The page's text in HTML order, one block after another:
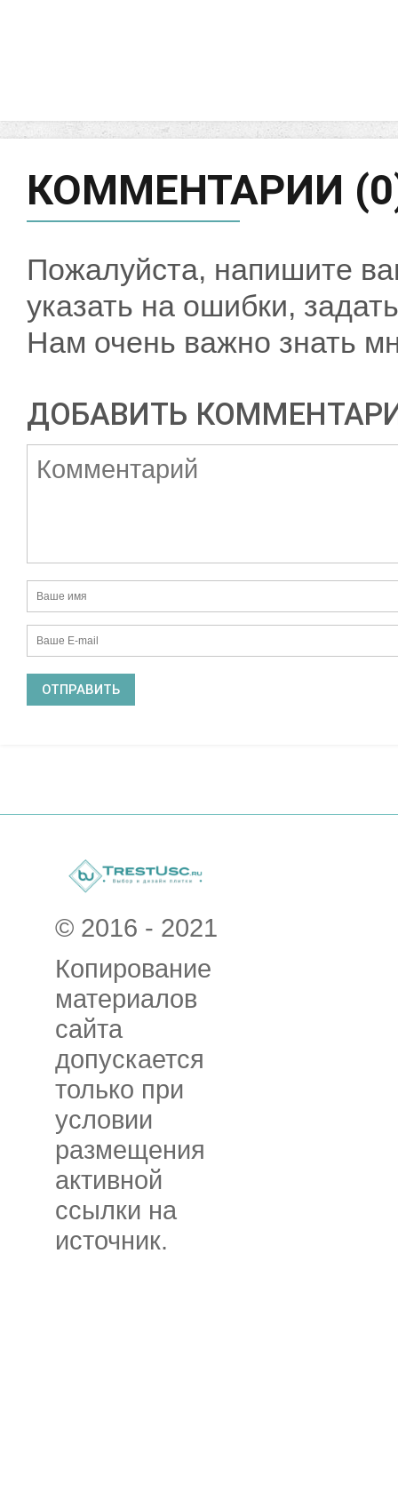
КОММЕНТАРИИ
Пожалуйста, напишите
указать на ошибки,
Нам очень важно знать
ДОБАВИТЬ
© 2016 - 2021
Копирование
материалов
сайта
допускается
только при
условии
размещения
активной
ссылки на
источник.